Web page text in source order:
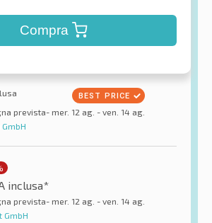
Compra
prevista- mer. 12 ag. - ven. 14 ag.
inclusa*
prevista- mer. 12 ag. - ven. 14 ag.
GmbH